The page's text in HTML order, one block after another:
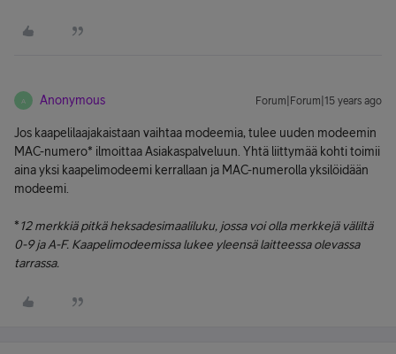
A Anonymous Forum|Forum|15 years ago
Jos kaapelilaajakaistaan vaihtaa modeemia, tulee uuden modeemin
MAC-numero* ilmoittaa Asiakaspalveluun. Yhtä liittymää kohti toimii
aina yksi kaapelimodeemi kerrallaan ja MAC-numerolla yksilöidään
modeemi.
*12 merkkiä pitkä heksadesimaaliluku, jossa voi olla merkkejä väliltä
0-9 ja A-F. Kaapelimodeemissa lukee yleensä laitteessa olevassa
tarrassa.